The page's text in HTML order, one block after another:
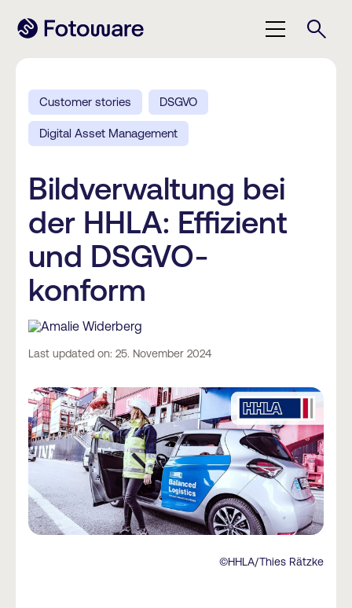
©HHLA/Thies Rätzke
Customer stories DSGVO
Digital Asset Management
Bildverwaltung bei
der HHLA: Effizient
und DSGVO-
konform
Amalie Widerberg
Last updated on: 25. November 2024